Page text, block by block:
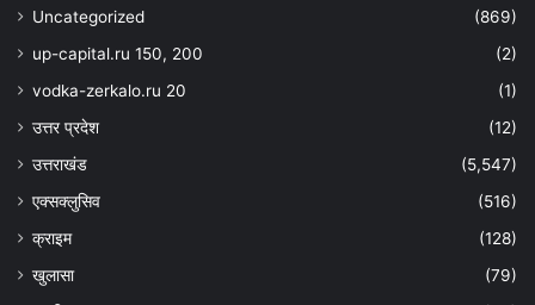
Uncategorized
(869)
up-capital.ru 150, 200
(2)
vodka-zerkalo.ru 20
(1)
उत्तर प्रदेश
(12)
उत्तराखंड
(5,547)
एक्सक्लुसिव
(516)
क्राइम
(128)
खुलासा
(79)